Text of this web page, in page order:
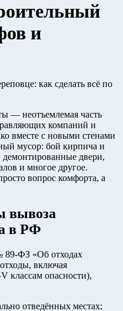
и
как сделать всё по
— неотъемлемая часть
компаний и
вместе с новыми стенами
мусор: бой кирпича и
демонтированные двери,
и многое другое.
вопрос комфорта, а
вывоза
в РФ
89-ФЗ «Об отходах
включая
классам опасности),
отведённых местах;